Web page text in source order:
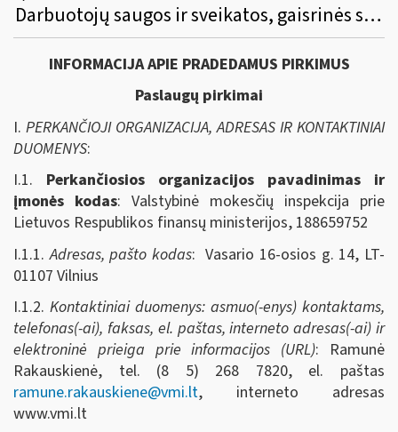
Darbuotojų saugos ir sveikatos, gaisrinės saugos ir civilinės saugos priežiūros paslaugų viešasis pirkimas
INFORMACIJA APIE PRADEDAMUS PIRKIMUS
Paslaugų pirkimai
I. PERKANČIOJI ORGANIZACIJA, ADRESAS IR KONTAKTINIAI
DUOMENYS:
I.1. Perkančiosios organizacijos pavadinimas ir
įmonės kodas: Valstybinė mokesčių inspekcija prie
Lietuvos Respublikos finansų ministerijos, 188659752
I.1.1.Adresas, pašto kodas: Vasario 16-osios g. 14, LT-
01107 Vilnius
I.1.2. Kontaktiniai duomenys: asmuo(-enys) kontaktams,
telefonas(-ai), faksas, el. paštas, interneto adresas(-ai) ir
elektroninė prieiga prie informacijos (URL): Ramunė
Rakauskienė, tel. (8 5) 268 7820, el. paštas
ramune.rakauskiene@vmi.lt, interneto adresas
www.vmi.lt